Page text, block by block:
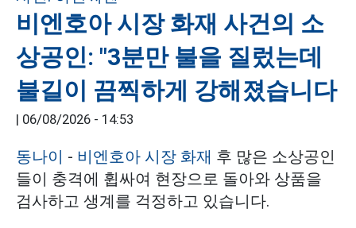
비엔호아 시장 화재 사건의 소
상공인: "3분만 불을 질렀는데
불길이 끔찍하게 강해졌습니다
06/08/2026 - 14:53
동나이 - 비엔호아 시장 화재 후 많은 소상공인
들이 충격에 휩싸여 현장으로 돌아와 상품을
검사하고 생계를 걱정하고 있습니다.